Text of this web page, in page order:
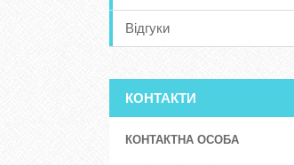
Відгуки
КОНТАКТИ